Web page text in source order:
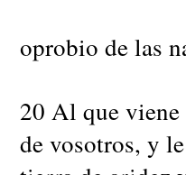
oprobio de las
20 Al que
de vosotros, y